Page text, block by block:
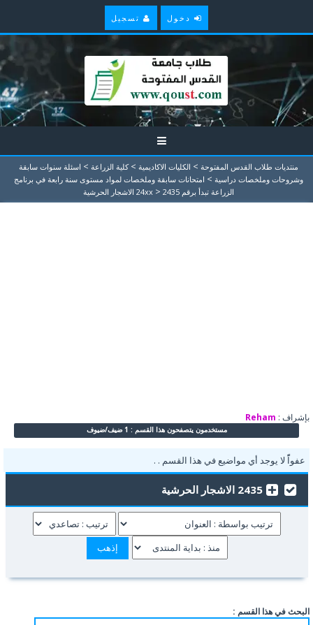
دخول تسجيل
منتديات طلاب القدس المفتوحة > الكليات الاكاديمية > كلية الزراعة > اسئلة سنوات سابقة
وشروحات وملخصات دراسية > امتحانات سابقة وملخصات لمواد مستوى سنة رابعة في برنامج
الزراعة تبدأ برقم 24xx
> 2435 الاشجار الحرشية
بإشراف : Reham
مستخدمون يتصفحون هذا القسم : 1 ضيف/ضيوف
عفواًً لا يوجد أي مواضيع في هذا القسم . .
2435 الاشجار الحرشية
البحث في هذا القسم :